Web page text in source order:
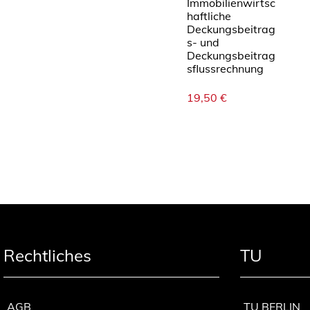
haftliche
Deckungsbeitrag
s- und
Deckungsbeitrag
sflussrechnung
19,50 €
Rechtliches
AGB
TU
TU BERLIN